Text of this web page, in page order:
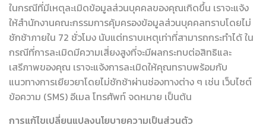
ในกรณีที่มีเหตุละเมิดข้อมูลส่วนบุคคลของคุณเกิดขึ้น เราจะแจ้ง
ให้สำนักงานคณะกรรมการคุ้มครองข้อมูลส่วนบุคคลทราบโดยไม่
ชักช้าภายใน 72 ชั่วโมง นับแต่ทราบเหตุเท่าที่สามารถกระทำได้ ใน
กรณีที่การละเมิดมีความเสี่ยงสูงที่จะมีผลกระทบต่อสิทธิและ
เสรีภาพของคุณ เราจะแจ้งการละเมิดให้คุณทราบพร้อมกับ
แนวทางการเยียวยาโดยไม่ชักช้าผ่านช่องทางต่าง ๆ เช่น เว็บไซต์
ข้อความ (SMS) อีเมล โทรศัพท์ จดหมาย เป็นต้น
การแก้ไขเปลี่ยนแปลงนโยบายความเป็นส่วนตัว